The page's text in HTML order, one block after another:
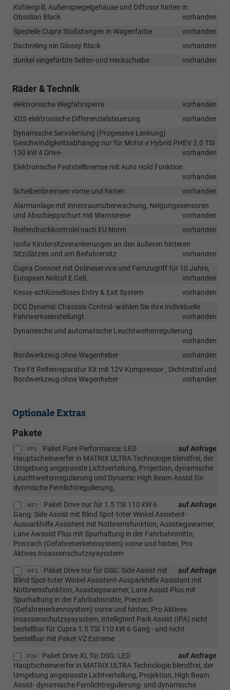
Kühlergrill, Außenspiegelgehäuse und Diffusor hinten in
Obsidian Black
vorhanden
Spezielle Cupra Stoßstangen in Wagenfarbe
vorhanden
Dachreling nin Glossy Black
vorhanden
dunkel eingefärbte Seiten-und Heckscheibe
vorhanden
Räder & Technik
elektronische Wegfahrsperre
vorhanden
XDS elektronische Differenzialsteuerung
vorhanden
Dynamische Servolenlung (Progessive Lenkung)
Geschwindigkeitsabhängig nur für Motor e Hybrid PHEV 2.0 TSI
150 kW 4 Drive-
vorhanden
Elektronische Feststellbremse mit Auto Hold Funktion
vorhanden
Scheibenbremsen vorne und hinten
vorhanden
Alarmanlage mit Innenraumüberwachung, Neigungssensoren
und Abschleppschurt mit Warnsirene
vorhanden
Reifendruckkontrolel nach EU Norm
vorhanden
Isofix Kindersitzverankerungen an den äußeren hinteren
Sitzülätzen und am Beifahrersitz
vorhanden
Cupra Conncet mit Onlineservice und Fernzugriff für 10 Jahre,
European Notruf E Call,
vorhanden
Kessy-schlüsselloses Entry & Exit System
vorhanden
DCC Dynamic Chasssis Control- wählen Sie Ihre Individuelle
Fahrwerkseinstellungt
vorhanden
Dynamische und automatische Leuchtweitenregulierung
vorhanden
Bordwerkzeug ohne Wagenheber
vorhanden
Tire Fit Reifenreparatur Kit mit 12V Kompressor , Dichtmittel und
Bordwerkzeug ohne Wagenheber
vorhanden
Optionale Extras
Pakete
PP2 auf Anfrage
Paket Pure Performance: LED
Hauptscheinwerfer in MATRIX ULTRA Technologie blendfrei, der
Umgebung angepasste Lichtverteilung, Projection, dynamische
Leuchtweitenregulierung und Dynamic High Beam Assist für
dynmische Fernlichtregulierung,
WF1 auf Anfrage
Paket Drive nur für 1.5 TSI 110 kW 6
Gang: Side Assist mit Blind Spot-toter Winkel Assistent-
Ausoarkhilfe Assistent mit Notbremsfunktion, Ausstiegswarner,
Lane Awssist Plus mit Spurhaltung in der Fahrbahnmitte,
Precrach (Gefahrenerkennsystem) vorne und hinten, Pro
Aktives Insassenschutzsyaysstem-
WF2 auf Anfrage
Paket Drive nur für DSG: Side Assist mit
Blind Spot-toter Winkel Assistent-Ausparkhilfe Assistent mit
Notbremsfunktion, Ausstiegswarner, Lane Assist Plus mit
Spurhaltung in der Fahrbahnmitte, Precrach
(Gefahrenerkennsystem) vorne und hinten, Pro Aktives
Insassenschutzsyaysstem, Intelligtent Park Assist (IPA) nicht
bestellbar für Cupra 1.5 TSI 110 kW 6 Gang - und nicht
bestellbar mit Paket VZ Extreme
P24 auf Anfrage
Paket Drive XL für DSG: LED
Hauptscheinwerfer in MATRIX ULTRA Technologie blendfrei, der
Umgebung angepasste Lichtverteilung, Projektion, High Beam
Assist- dynamische Fernlichtregulierung- und dynamische